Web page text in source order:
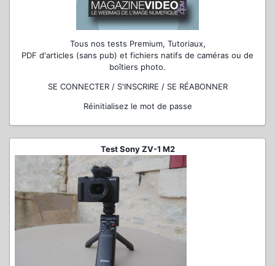
Tous nos tests Premium, Tutoriaux,
PDF d'articles (sans pub) et fichiers natifs de caméras ou de
boîtiers photo.
SE CONNECTER / S'INSCRIRE / SE RÉABONNER
Réinitialisez le mot de passe
Test Sony ZV-1 M2